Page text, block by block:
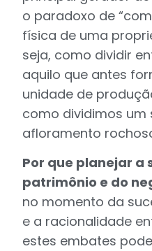
o paradoxo de
física de uma
seja, como dividir
aquilo que antes
unidade de
como dividimos um
afloramento
Por que planejar a
patrimônio e do
no momento da
e a racionalidade
estes embates